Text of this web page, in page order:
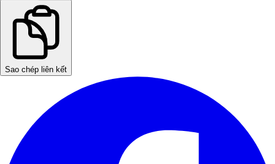
Sao chép liên kết